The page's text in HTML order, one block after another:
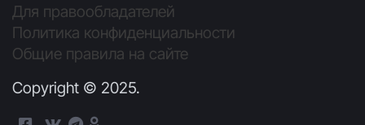
Для правообладателей
Политика конфиденциальности
Общие правила на сайте
Copyright © 2025.